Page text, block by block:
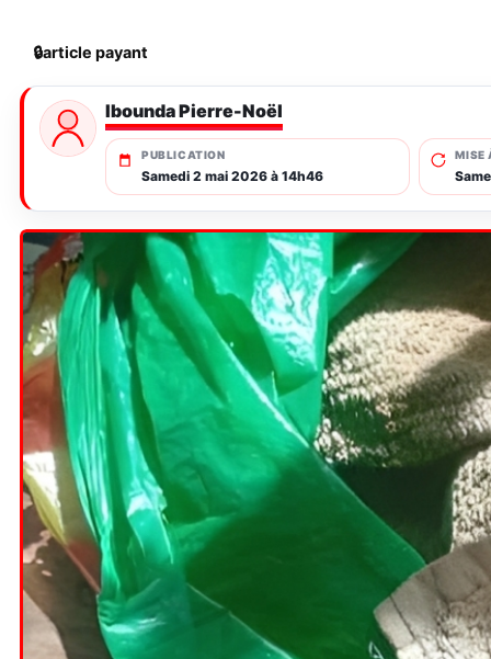
🔒article payant
Ibounda Pierre-Noël
PUBLICATION
Samedi 2 mai 2026 à 14h46
MISE